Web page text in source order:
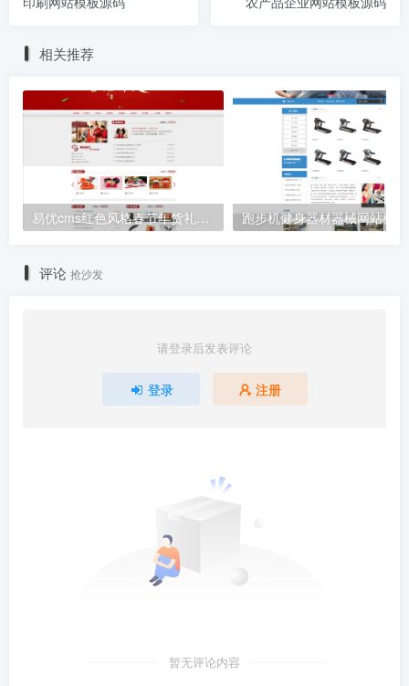
相关推荐
易优cms红色风格春节年货礼品公司网站模板源码 跑步机健身器材器械网站模板
评论 抢沙发
请登录后发表评论
登录 注册
暂无评论内容